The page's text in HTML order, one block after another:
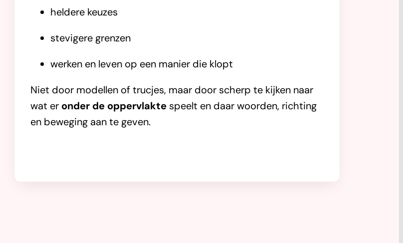
heldere keuzes
stevigere grenzen
werken en leven op een manier die klopt
Niet door modellen of trucjes, maar door scherp te kijken naar
wat er onder de oppervlakte speelt en daar woorden, richting
en beweging aan te geven.